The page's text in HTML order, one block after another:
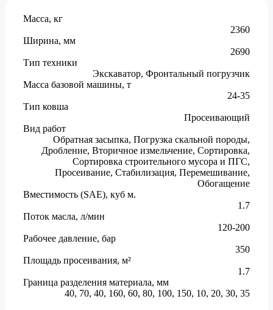
Масса, кг
2360
Ширина, мм
2690
Тип техники
Экскаватор, Фронтальный погрузчик
Масса базовой машины, т
24-35
Тип ковша
Просеивающий
Вид работ
Обратная засыпка, Погрузка скальной породы,
Дробление, Вторичное измельчение, Сортировка,
Сортировка строительного мусора и ПГС,
Просеивание, Стабилизация, Перемешивание,
Обогащение
Вместимость (SAE), куб м.
1.7
Поток масла, л/мин
120-200
Рабочее давление, бар
350
Площадь просеивания, м²
1.7
Граница разделения материала, мм
40, 70, 40, 160, 60, 80, 100, 150, 10, 20, 30, 35